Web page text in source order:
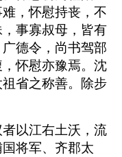
，怀慰持丧，不
事寡叔母，皆有
德令，尚书驾部
怀慰亦豫焉。沈
省之称善。除步
以江右土沃，流
将军、齐郡太